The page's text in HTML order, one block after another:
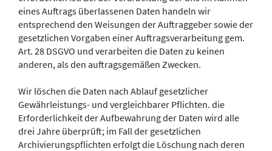
eines Auftrags überlassenen Daten handeln wir
entsprechend den Weisungen der Auftraggeber sowie der
gesetzlichen Vorgaben einer Auftragsverarbeitung gem.
Art. 28 DSGVO und verarbeiten die Daten zu keinen
anderen, als den auftragsgemäßen Zwecken.
Wir löschen die Daten nach Ablauf gesetzlicher
Gewährleistungs- und vergleichbarer Pflichten. die
Erforderlichkeit der Aufbewahrung der Daten wird alle
drei Jahre überprüft; im Fall der gesetzlichen
Archivierungspflichten erfolgt die Löschung nach deren